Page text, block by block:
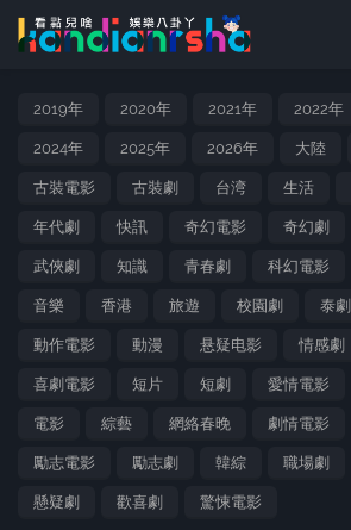
2019年 2020年 2021年 2022年
2024年 2025年 2026年 大陸
古裝電影 古裝劇 台湾 生活
年代劇 快訊 奇幻電影 奇幻劇
武俠劇 知識 青春劇 科幻電影
音樂 香港 旅遊 校園劇 泰劇
動作電影 動漫 悬疑电影 情感劇
喜劇電影 短片 短劇 愛情電影
電影 綜藝 網絡春晚 劇情電影
勵志電影 勵志劇 韓綜 職場劇
懸疑劇 歡喜劇 驚悚電影